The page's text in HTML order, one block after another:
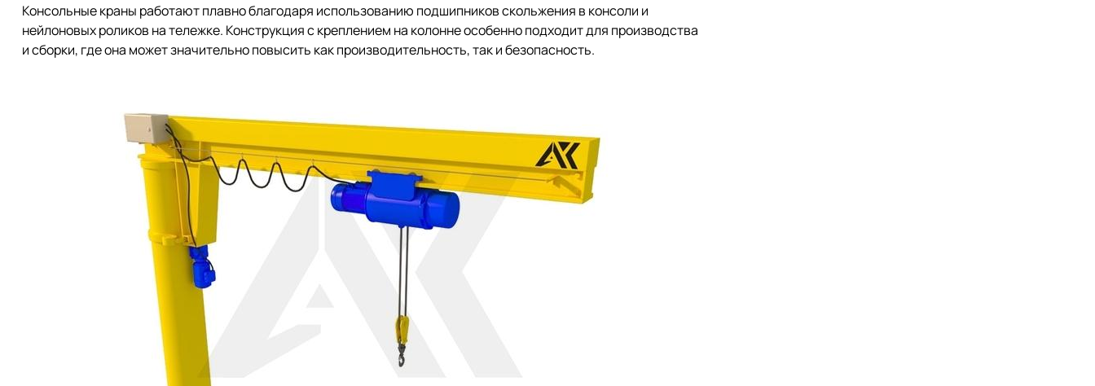
Консольные краны работают плавно благодаря использованию подшипников скольжения в консоли и
нейлоновых роликов на тележке. Конструкция с креплением на колонне особенно подходит для производства
и сборки, где она может значительно повысить как производительность, так и безопасность.